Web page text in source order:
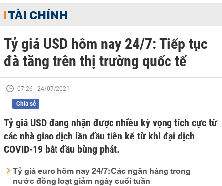
TÀI CHÍNH
Tỷ giá USD hôm nay 24/7: Tiếp tục
đà tăng trên thị trường quốc tế
07:26 | 24/07/2021
Chia sẻ
Tỷ giá USD đang nhận được nhiều kỳ vọng tích cực từ
các nhà giao dịch lần đầu tiên kể từ khi đại dịch
COVID-19 bắt đầu bùng phát.
Tỷ giá euro hôm nay 24/7: Các ngân hàng trong
nước đồng loạt giảm ngày cuối tuần